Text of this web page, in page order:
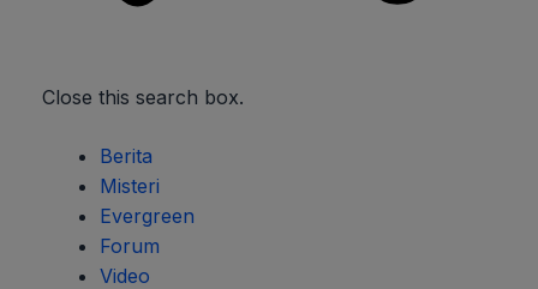
Close this search box.
Berita
Misteri
Evergreen
Forum
Video